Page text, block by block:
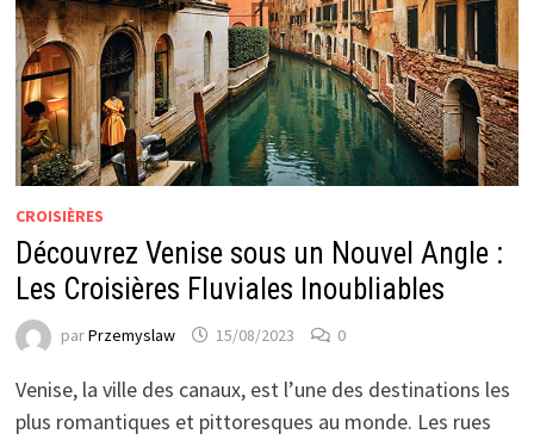
CROISIÈRES
Découvrez Venise sous un Nouvel Angle :
Les Croisières Fluviales Inoubliables
parPrzemyslaw 15/08/2023 0
Venise, la ville des canaux, est l’une des destinations les
plus romantiques et pittoresques au monde. Les rues